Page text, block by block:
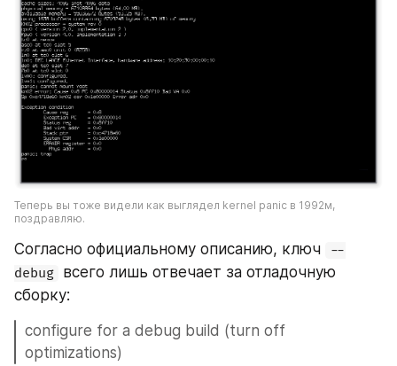
Теперь вы тоже видели как выглядел kernel panic в 1992м,
поздравляю.
Согласно официальному описанию, ключ
--
debug всего лишь отвечает за отладочную
сборку:
configure for a debug build (turn off
optimizations)